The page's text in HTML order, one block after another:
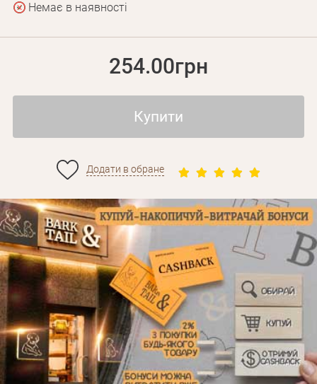
Немає в наявності
254.00грн
Купити
Додати в обране
Забули пароль?
Особисті дані